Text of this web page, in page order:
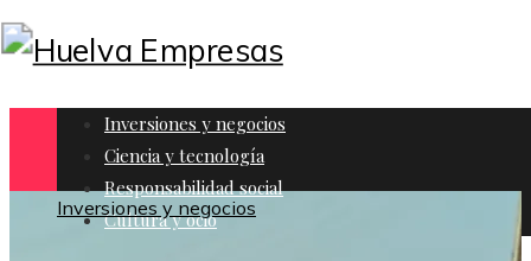
Inversiones y negocios
Ciencia y tecnología
Responsabilidad social
Cultura y ocio
Inversiones y negocios